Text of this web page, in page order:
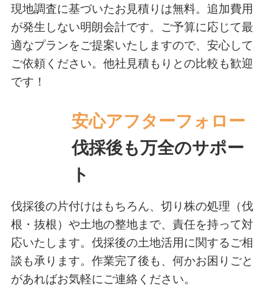
現地調査に基づいたお見積りは無料。追加費用
が発生しない明朗会計です。ご予算に応じて最
適なプランをご提案いたしますので、安心して
ご依頼ください。他社見積もりとの比較も歓迎
です！
安心アフターフォロー
伐採後も万全のサポー
ト
伐採後の片付けはもちろん、切り株の処理（伐
根・抜根）や土地の整地まで、責任を持って対
応いたします。伐採後の土地活用に関するご相
談も承ります。作業完了後も、何かお困りごと
があればお気軽にご連絡ください。